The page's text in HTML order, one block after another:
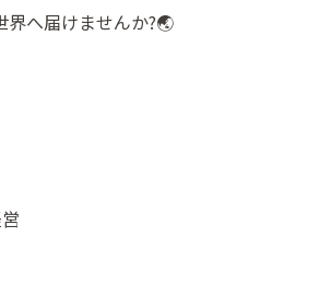
界へ届けませんか?🌏